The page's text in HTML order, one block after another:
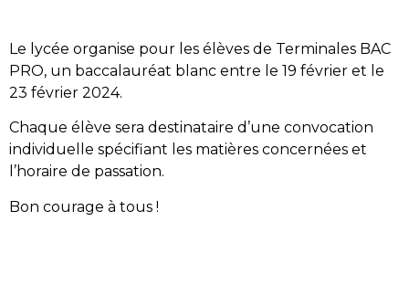
Le lycée organise pour les élèves de Terminales BAC
PRO, un baccalauréat blanc entre le 19 février et le
23 février 2024.
Chaque élève sera destinataire d’une convocation
individuelle spécifiant les matières concernées et
l’horaire de passation.
Bon courage à tous !